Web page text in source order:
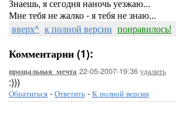
Знаешь, я сегодня наночь уезжаю...
Мне тебя не жалко - я тебя не знаю...
вверх^ к полной версии понравилось!
Комментарии (1):
прощальная_мечта 22-05-2007-19:36 удалить
:)))
Обратиться - Ответить - К полной версии